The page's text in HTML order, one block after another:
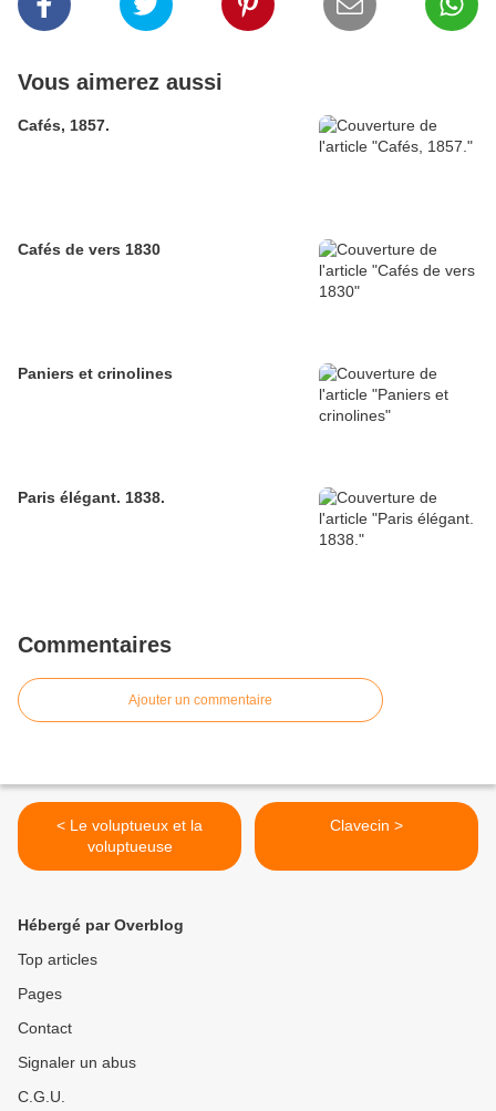
Vous aimerez aussi
Cafés, 1857.
Cafés de vers 1830
Paniers et crinolines
Paris élégant. 1838.
Commentaires
Ajouter un commentaire
< Le voluptueux et la
voluptueuse
Clavecin >
Hébergé par Overblog
Top articles
Pages
Contact
Signaler un abus
C.G.U.